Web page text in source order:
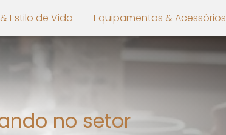
Estilo de Vida Equipamentos & Acessórios
no setor